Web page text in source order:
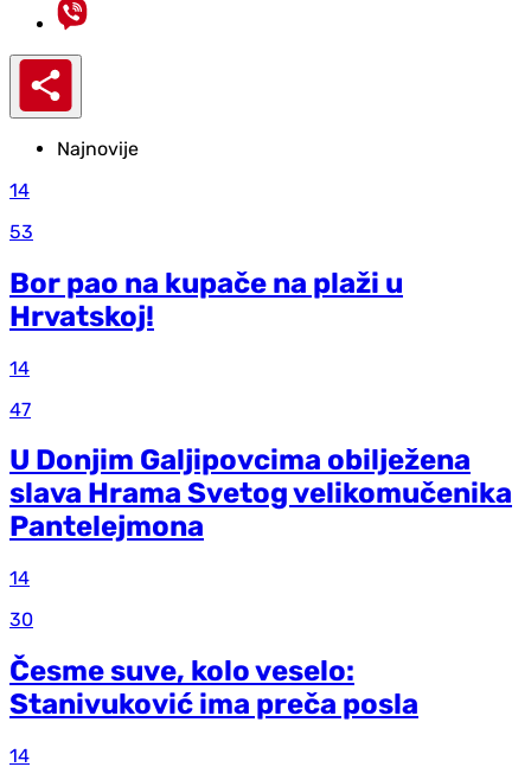
Najnovije
14
53
Bor pao na kupače na plaži u
Hrvatskoj!
14
47
U Donjim Galjipovcima obilježena
slava Hrama Svetog velikomučenika
Pantelejmona
14
30
Česme suve, kolo veselo:
Stanivuković ima preča posla
14